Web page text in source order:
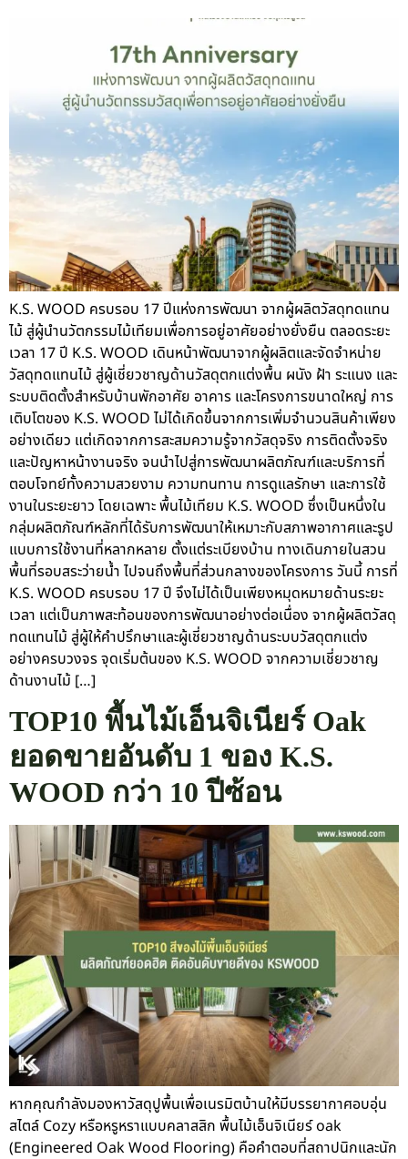
K.S. WOOD ครบรอบ 17 ปีแห่งการพัฒนา จากผู้ผลิตวัสดุทดแทน
ไม้ สู่ผู้นำนวัตกรรมไม้เทียมเพื่อการอยู่อาศัยอย่างยั่งยืน ตลอดระยะ
เวลา 17 ปี K.S. WOOD เดินหน้าพัฒนาจากผู้ผลิตและจัดจำหน่าย
วัสดุทดแทนไม้ สู่ผู้เชี่ยวชาญด้านวัสดุตกแต่งพื้น ผนัง ฝ้า ระแนง และ
ระบบติดตั้งสำหรับบ้านพักอาศัย อาคาร และโครงการขนาดใหญ่ การ
เติบโตของ K.S. WOOD ไม่ได้เกิดขึ้นจากการเพิ่มจำนวนสินค้าเพียง
อย่างเดียว แต่เกิดจากการสะสมความรู้จากวัสดุจริง การติดตั้งจริง
และปัญหาหน้างานจริง จนนำไปสู่การพัฒนาผลิตภัณฑ์และบริการที่
ตอบโจทย์ทั้งความสวยงาม ความทนทาน การดูแลรักษา และการใช้
งานในระยะยาว โดยเฉพาะ พื้นไม้เทียม K.S. WOOD ซึ่งเป็นหนึ่งใน
กลุ่มผลิตภัณฑ์หลักที่ได้รับการพัฒนาให้เหมาะกับสภาพอากาศและรูป
แบบการใช้งานที่หลากหลาย ตั้งแต่ระเบียงบ้าน ทางเดินภายในสวน
พื้นที่รอบสระว่ายน้ำ ไปจนถึงพื้นที่ส่วนกลางของโครงการ วันนี้ การที่
K.S. WOOD ครบรอบ 17 ปี จึงไม่ได้เป็นเพียงหมุดหมายด้านระยะ
เวลา แต่เป็นภาพสะท้อนของการพัฒนาอย่างต่อเนื่อง จากผู้ผลิตวัสดุ
ทดแทนไม้ สู่ผู้ให้คำปรึกษาและผู้เชี่ยวชาญด้านระบบวัสดุตกแต่ง
อย่างครบวงจร จุดเริ่มต้นของ K.S. WOOD จากความเชี่ยวชาญ
ด้านงานไม้ […]
TOP10 พื้นไม้เอ็นจิเนียร์ Oak
ยอดขายอันดับ 1 ของ K.S.
WOOD กว่า 10 ปีซ้อน
หากคุณกำลังมองหาวัสดุปูพื้นเพื่อเนรมิตบ้านให้มีบรรยากาศอบอุ่น
สไตล์ Cozy หรือหรูหราแบบคลาสสิก พื้นไม้เอ็นจิเนียร์ oak
(Engineered Oak Wood Flooring) คือคำตอบที่สถาปนิกและนัก